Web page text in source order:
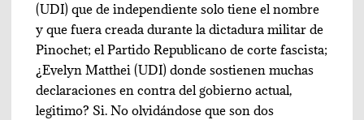
(UDI) que de independiente solo tiene el nombre
y que fuera creada durante la dictadura militar de
Pinochet; el Partido Republicano de corte fascista;
¿Evelyn Matthei (UDI) donde sostienen muchas
declaraciones en contra del gobierno actual,
legitimo? Si. No olvidándose que son dos